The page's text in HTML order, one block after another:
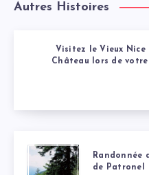
Autres Histoires
Visitez le Vieux
Château lors de votre
Randonnée
de Patronel